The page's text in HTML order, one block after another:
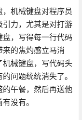
机械键盘对程序员
力，尤其是对打游
，写得每一行代码
的焦灼感立马消
械键盘，写代码头
问题统统消失了。
午餐，然后再送他
没有。